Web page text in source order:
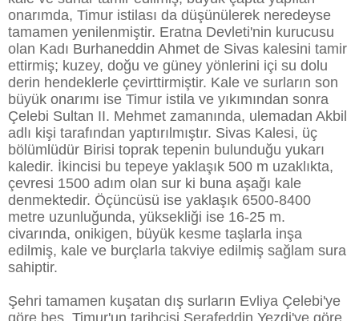
onarımda, Timur istilası da düşünülerek neredeyse
tamamen yenilenmiştir. Eratna Devleti'nin kurucusu
olan Kadı Burhaneddin Ahmet de Sivas kalesini tamir
ettirmiş; kuzey, doğu ve güney yönlerini içi su dolu
derin hendeklerle çevirttirmiştir. Kale ve surların son
büyük onarımı ise Timur istila ve yıkımından sonra
Çelebi Sultan II. Mehmet zamanında, ulemadan Akbil
adlı kişi tarafından yaptırılmıştır. Sivas Kalesi, üç
bölümlüdür Birisi toprak tepenin bulunduğu yukarı
kaledir. İkincisi bu tepeye yaklaşık 500 m uzaklıkta,
çevresi 1500 adım olan sur ki buna aşağı kale
denmektedir. Öçüncüsü ise yaklaşık 6500-8400
metre uzunluğunda, yüksekliği ise 16-25 m.
civarında, onikigen, büyük kesme taşlarla inşa
edilmiş, kale ve burçlarla takviye edilmiş sağlam sura
sahiptir.
Şehri tamamen kuşatan dış surların Evliya Çelebi'ye